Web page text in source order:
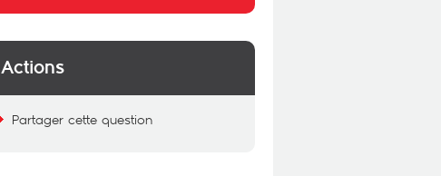
Actions
Partager cette question